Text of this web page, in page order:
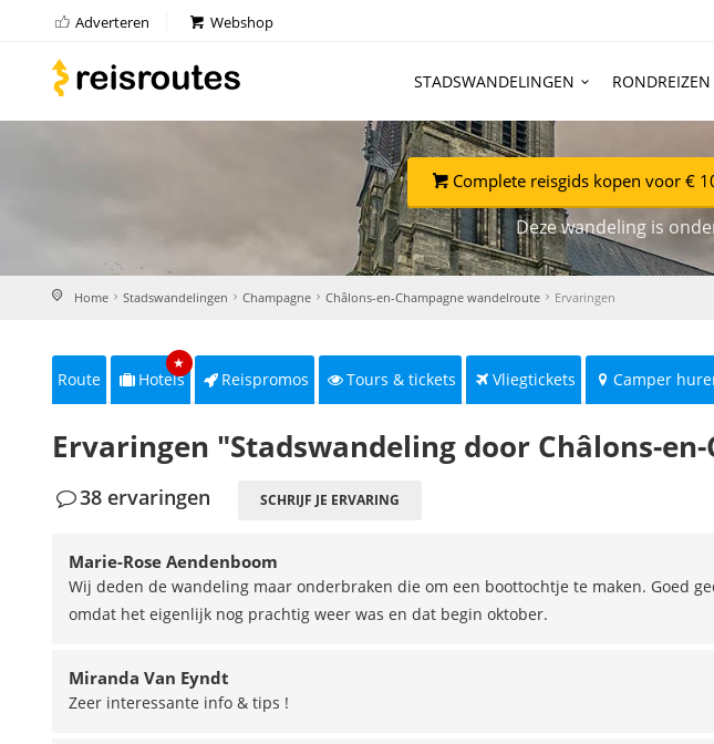
Adverteren Webshop
STADSWANDELINGEN RONDREIZEN
Complete reisgids kopen voor €
Deze wandeling is
Home Stadswandelingen Champagne Châlons-en-Champagne wandelroute Ervaringen
Route Hotels
★
Reispromos Tours & tickets Vliegtickets Camper
Ervaringen "Stadswandeling door Châlons-
38 ervaringen SCHRIJF JE ERVARING
Marie-Rose Aendenboom
Wij deden de wandeling maar onderbraken die om een boottochtje te maken. Goed
omdat het eigenlijk nog prachtig weer was en dat begin oktober.
Miranda Van Eyndt
Zeer interessante info & tips !